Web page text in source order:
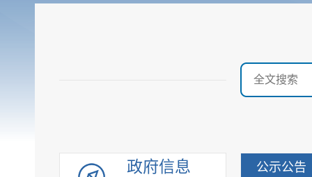
政府信息
公示公告